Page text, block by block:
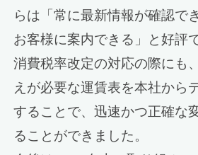
らは「常に最新情報が確認で
お客様に案内できる」と好評
消費税率改定の対応の際にも
えが必要な運賃表を本社から
することで、迅速かつ正確な
ることができました。